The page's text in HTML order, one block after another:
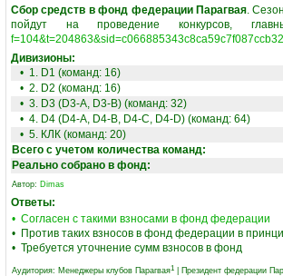
Сбор средств в фонд федерации Парагвая.
пойдут на проведение конкурсов,
Дивизионы:
• 1. D1 (команд: 16)
• 2. D2 (команд: 16)
• 3. D3 (D3-A, D3-B) (команд: 32)
• 4. D4 (D4-A, D4-B, D4-C, D4-D) (команд: 64)
• 5. КЛК (команд: 20)
Всего с учетом количества команд:
Реально собрано в фонд:
Автор: Dimas
Ответы:
• Согласен с такими взносами в фонд федерации
• Против таких взносов в фонд федерации в
• Требуется уточнение сумм взносов в фонд
Аудитория: Менеджеры клубов Парагвая1 Президент федерации